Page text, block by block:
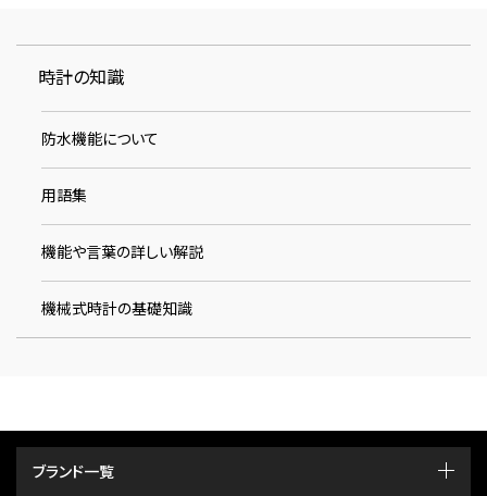
時計の知識
防水機能について
用語集
機能や言葉の詳しい解説
機械式時計の基礎知識
ブランド一覧